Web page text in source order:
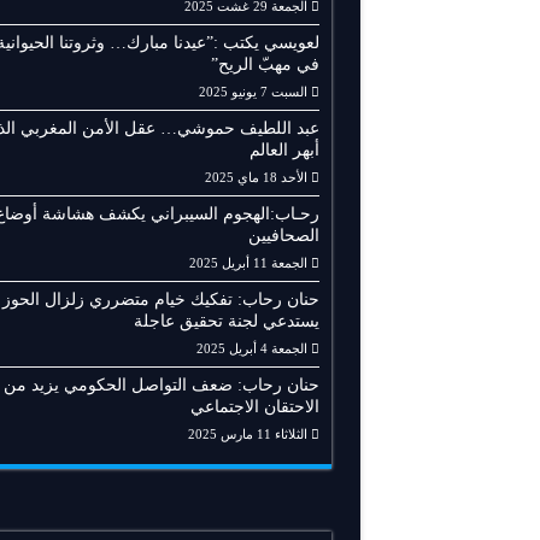
الجمعة 29 غشت 2025
لعويسي يكتب :”عيدنا مبارك… وثروتنا
في مهبّ الريح”
السبت 7 يونيو 2025
عبد اللطيف حموشي… عقل الأمن المغربي
أبهر العالم
الأحد 18 ماي 2025
رحـاب:الهجوم السيبراني يكشف هشاشة
الصحافيين
الجمعة 11 أبريل 2025
حنان رحاب: تفكيك خيام متضرري زلزال الحوز
يستدعي لجنة تحقيق عاجلة
الجمعة 4 أبريل 2025
حنان رحاب: ضعف التواصل الحكومي يزيد من
الاحتقان الاجتماعي
الثلاثاء 11 مارس 2025